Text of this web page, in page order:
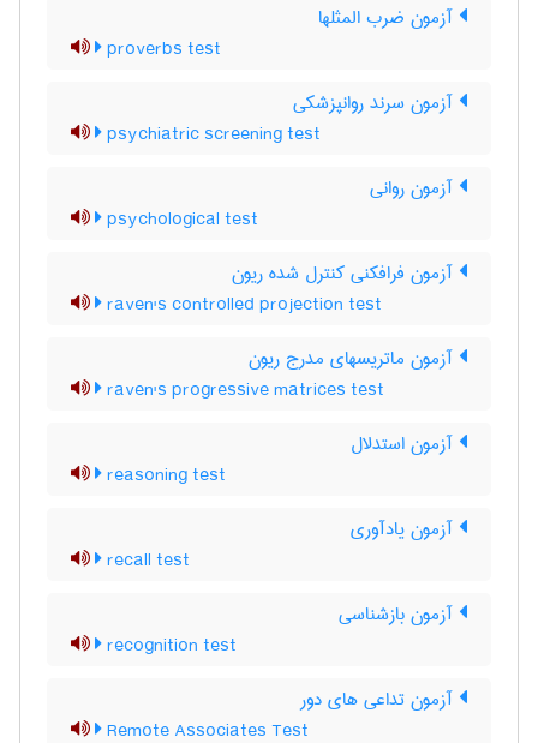
آزمون ضرب المثلها
proverbs test
آزمون سرند روانپزشکی
psychiatric screening test
آزمون روانی
psychological test
آزمون فرافکنی کنترل شده ریون
raven's controlled projection test
آزمون ماتریسهای مدرج ریون
raven's progressive matrices test
آزمون استدلال
reasoning test
آزمون یادآوری
recall test
آزمون بازشناسی
recognition test
آزمون تداعی های دور
Remote Associates Test